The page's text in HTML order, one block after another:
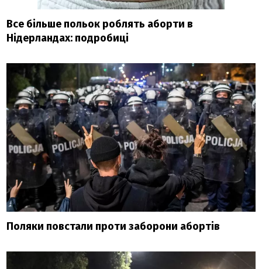
Все більше польок роблять аборти в
Нідерландах: подробиці
Поляки повстали проти заборони абортів